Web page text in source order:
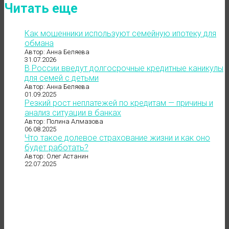
Читать еще
Как мошенники используют семейную ипотеку для
обмана
Автор: Анна Беляева
31.07.2026
В России введут долгосрочные кредитные каникулы
для семей с детьми
Автор: Анна Беляева
01.09.2025
Резкий рост неплатежей по кредитам — причины и
анализ ситуации в банках
Автор: Полина Алмазова
06.08.2025
Что такое долевое страхование жизни и как оно
будет работать?
Автор: Олег Астанин
22.07.2025